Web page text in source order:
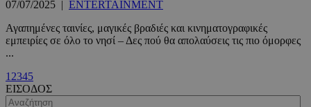
07/07/2025 | ENTERTAINMENT
Αγαπημένες ταινίες, μαγικές βραδιές και κινηματογραφικές
εμπειρίες σε όλο το νησί – Δες πού θα απολαύσεις τις πιο όμορφες
...
1 2345
ΕΙΣΟΔΟΣ
VISITOR_PRIVACY_METADATA
YouTube
.youtube.com
5 μήνες 4